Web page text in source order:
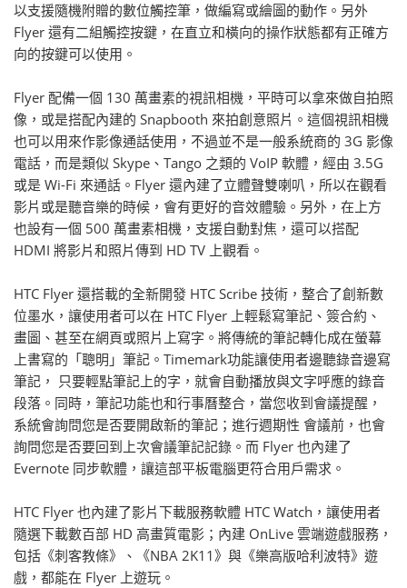
以支援隨機附贈的數位觸控筆，做編寫或繪圖的動作。另外
Flyer 還有二組觸控按鍵，在直立和橫向的操作狀態都有正確方
向的按鍵可以使用。
Flyer 配備一個 130 萬畫素的視訊相機，平時可以拿來做自拍照
像，或是搭配內建的 Snapbooth 來拍創意照片。這個視訊相機
也可以用來作影像通話使用，不過並不是一般系統商的 3G 影像
電話，而是類似 Skype、Tango 之類的 VoIP 軟體，經由 3.5G
或是 Wi-Fi 來通話。Flyer 還內建了立體聲雙喇叭，所以在觀看
影片或是聽音樂的時候，會有更好的音效體驗。另外，在上方
也設有一個 500 萬畫素相機，支援自動對焦，還可以搭配
HDMI 將影片和照片傳到 HD TV 上觀看。
HTC Flyer 還搭載的全新開發 HTC Scribe 技術，整合了創新數
位墨水，讓使用者可以在 HTC Flyer 上輕鬆寫筆記、簽合約、
畫圖、甚至在網頁或照片上寫字。將傳統的筆記轉化成在螢幕
上書寫的「聰明」筆記。Timemark功能讓使用者邊聽錄音邊寫
筆記， 只要輕點筆記上的字，就會自動播放與文字呼應的錄音
段落。同時，筆記功能也和行事曆整合，當您收到會議提醒，
系統會詢問您是否要開啟新的筆記；進行週期性 會議前，也會
詢問您是否要回到上次會議筆記記錄。而 Flyer 也內建了
Evernote 同步軟體，讓這部平板電腦更符合用戶需求。
HTC Flyer 也內建了影片下載服務軟體 HTC Watch，讓使用者
隨選下載數百部 HD 高畫質電影；內建 OnLive 雲端遊戲服務，
包括《刺客教條》、《NBA 2K11》與《樂高版哈利波特》遊
戲，都能在 Flyer 上遊玩。